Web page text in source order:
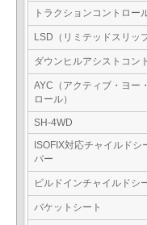
トラクションコントロー
LSD（リミテッドスリッ
ダウンヒルアシストコン
AYC（アクティブ・ヨー
ロール）
SH-4WD
ISOFIX対応チャイルドシ
バー
ビルドインチャイルドシ
バケットシート